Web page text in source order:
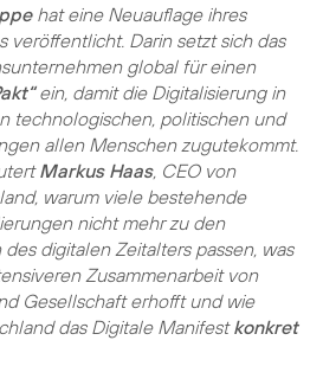
hat eine Neuauflage ihres
veröffentlicht. Darin setzt sich das
global für einen
ein, damit die Digitalisierung in
technologischen, politischen und
allen Menschen zugutekommt.
Markus Haas, CEO von
warum viele bestehende
nicht mehr zu den
digitalen Zeitalters passen, was
Zusammenarbeit von
Gesellschaft erhofft und wie
das Digitale Manifestkonkret